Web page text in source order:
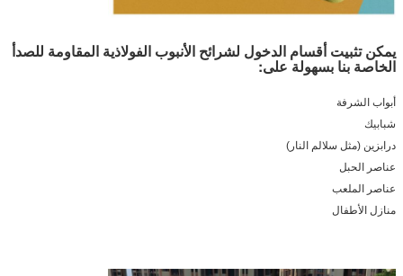
يمكن تثبيت أقسام الدخول لشرائح الأنبوب الفولاذية المقاومة للصدأ
الخاصة بنا بسهولة على:
أبواب الشرفة
شبابيك
درابزين (مثل سلالم النار)
عناصر الحبل
عناصر الملعب
منازل الأطفال